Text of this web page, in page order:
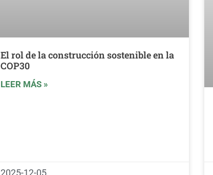
El rol de la construcción sostenible en la
COP30
LEER MÁS »